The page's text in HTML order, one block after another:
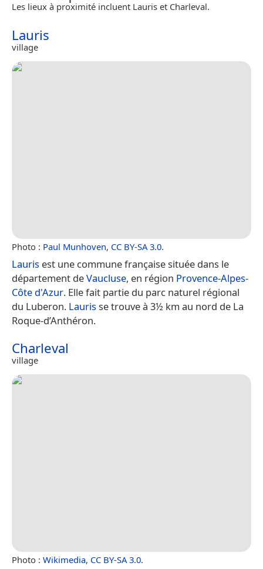
Les lieux à proximité incluent Lauris et Charleval.
Lauris
village
Photo : Paul Munhoven, CC BY-SA 3.0.
Lauris est une commune française située dans le
département deVaucluse, en région Provence-Alpes-
Côte d'Azur. Elle fait partie du parc naturel régional
du Luberon. Laurisse trouve à 3½ km au nord de La
Roque-d’Anthéron.
Charleval
village
Photo : Wikimedia, CC BY-SA 3.0.